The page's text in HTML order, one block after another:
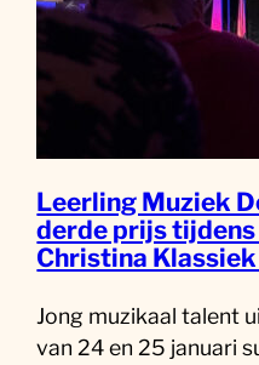
Leerling Muziek
derde prijs
Christina
Jong muzikaal talent
van 24 en 25 januari